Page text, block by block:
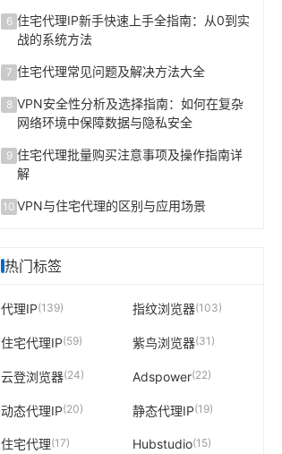
6 住宅代理IP新手快速上手全指南：从0到实
战的系统方法
7 住宅代理常见问题及解决方法大全
8 VPN安全性分析及选择指南：如何在复杂
网络环境中保障数据与隐私安全
9 住宅代理批量购买注意事项及操作指南详
解
10 VPN与住宅代理的区别与应用场景
热门标签
代理IP(139) 指纹浏览器(103)
住宅代理IP(59) 紫鸟浏览器(31)
云登浏览器(24) Adspower(22)
动态代理IP(20) 静态代理IP(19)
住宅代理(17) Hubstudio(15)